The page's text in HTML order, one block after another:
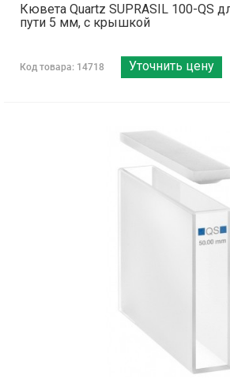
Кювета Quartz SUPRASIL 100-QS
пути 5 мм, с крышкой
Код товара: 14718 Уточнить цену